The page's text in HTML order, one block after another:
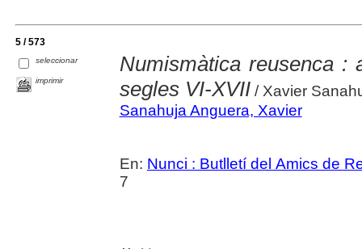
5 / 573
seleccionar
imprimir
Numismàtica reusenca :
segles VI-XVII / Xavier
Sanahuja Anguera, Xavier
En: Nunci : Butlletí del Amics de
7